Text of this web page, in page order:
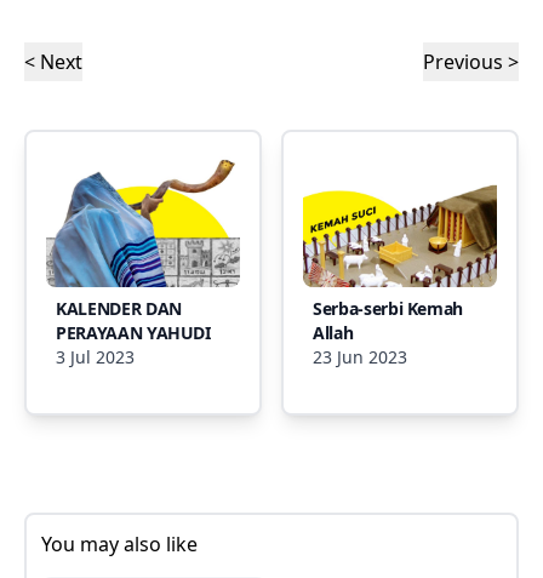
< Next Previous >
KALENDER DAN
PERAYAAN YAHUDI
3 Jul 2023
Serba-serbi Kemah
Allah
23 Jun 2023
You may also like